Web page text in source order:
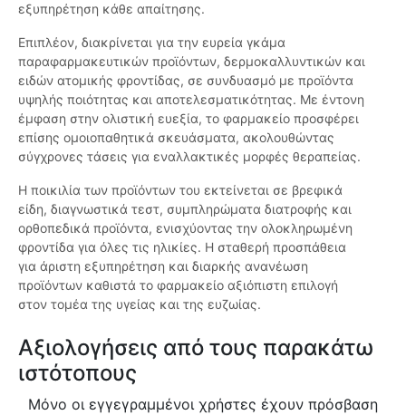
εξυπηρέτηση κάθε απαίτησης.
Επιπλέον, διακρίνεται για την ευρεία γκάμα
παραφαρμακευτικών προϊόντων, δερμοκαλλυντικών και
ειδών ατομικής φροντίδας, σε συνδυασμό με προϊόντα
υψηλής ποιότητας και αποτελεσματικότητας. Με έντονη
έμφαση στην ολιστική ευεξία, το φαρμακείο προσφέρει
επίσης ομοιοπαθητικά σκευάσματα, ακολουθώντας
σύγχρονες τάσεις για εναλλακτικές μορφές θεραπείας.
Η ποικιλία των προϊόντων του εκτείνεται σε βρεφικά
είδη, διαγνωστικά τεστ, συμπληρώματα διατροφής και
ορθοπεδικά προϊόντα, ενισχύοντας την ολοκληρωμένη
φροντίδα για όλες τις ηλικίες. Η σταθερή προσπάθεια
για άριστη εξυπηρέτηση και διαρκής ανανέωση
προϊόντων καθιστά το φαρμακείο αξιόπιστη επιλογή
στον τομέα της υγείας και της ευζωίας.
Αξιολογήσεις από τους παρακάτω
ιστότοπους
Μόνο οι εγγεγραμμένοι χρήστες έχουν πρόσβαση